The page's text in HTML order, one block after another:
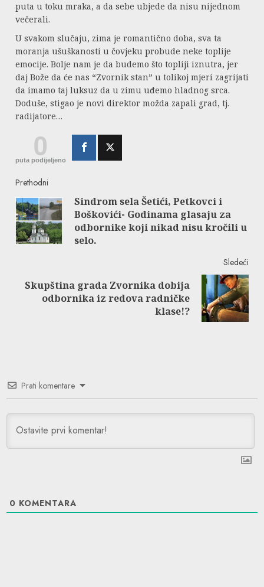
puta u toku mraka, a da sebe ubjede da nisu nijednom
večerali.
U svakom slučaju, zima je romantično doba, sva ta
moranja ušuškanosti u čovjeku probude neke toplije
emocije. Bolje nam je da budemo što topliji iznutra, jer
daj Bože da će nas “Zvornik stan” u tolikoj mjeri zagrijati
da imamo taj luksuz da u zimu uđemo hladnog srca.
Doduše, stigao je novi direktor možda zapali grad, tj.
radijatore…
0
puta podijeljeno
Continue
Reading
Prethodni
Sindrom sela Šetići, Petkovci i
Boškovići- Godinama glasaju za
odbornike koji nikad nisu kročili u
selo.
Sledeći
Skupština grada Zvornika dobija
odbornika iz redova radničke
klase!?
Prati komentare
0 KOMENTARA